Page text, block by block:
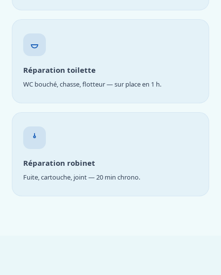
Réparation toilette
WC bouché, chasse, flotteur — sur place en 1 h.
Réparation robinet
Fuite, cartouche, joint — 20 min chrono.